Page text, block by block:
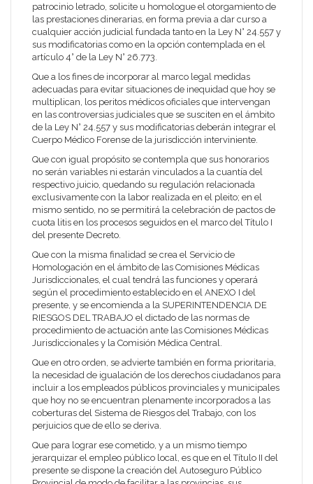
patrocinio letrado, solicite u homologue el otorgamiento de
las prestaciones dinerarias, en forma previa a dar curso a
cualquier acción judicial fundada tanto en la Ley N° 24.557 y
sus modificatorias como en la opción contemplada en el
artículo 4° de la Ley N° 26.773.
Que a los fines de incorporar al marco legal medidas
adecuadas para evitar situaciones de inequidad que hoy se
multiplican, los peritos médicos oficiales que intervengan
en las controversias judiciales que se susciten en el ámbito
de la Ley N° 24.557 y sus modificatorias deberán integrar el
Cuerpo Médico Forense de la jurisdicción interviniente.
Que con igual propósito se contempla que sus honorarios
no serán variables ni estarán vinculados a la cuantía del
respectivo juicio, quedando su regulación relacionada
exclusivamente con la labor realizada en el pleito; en el
mismo sentido, no se permitirá la celebración de pactos de
cuota litis en los procesos seguidos en el marco del Título I
del presente Decreto.
Que con la misma finalidad se crea el Servicio de
Homologación en el ámbito de las Comisiones Médicas
Jurisdiccionales, el cual tendrá las funciones y operará
según el procedimiento establecido en el ANEXO I del
presente, y se encomienda a la SUPERINTENDENCIA DE
RIESGOS DEL TRABAJO el dictado de las normas de
procedimiento de actuación ante las Comisiones Médicas
Jurisdiccionales y la Comisión Médica Central.
Que en otro orden, se advierte también en forma prioritaria,
la necesidad de igualación de los derechos ciudadanos para
incluir a los empleados públicos provinciales y municipales
que hoy no se encuentran plenamente incorporados a las
coberturas del Sistema de Riesgos del Trabajo, con los
perjuicios que de ello se deriva.
Que para lograr ese cometido, y a un mismo tiempo
jerarquizar el empleo público local, es que en el Título II del
presente se dispone la creación del Autoseguro Público